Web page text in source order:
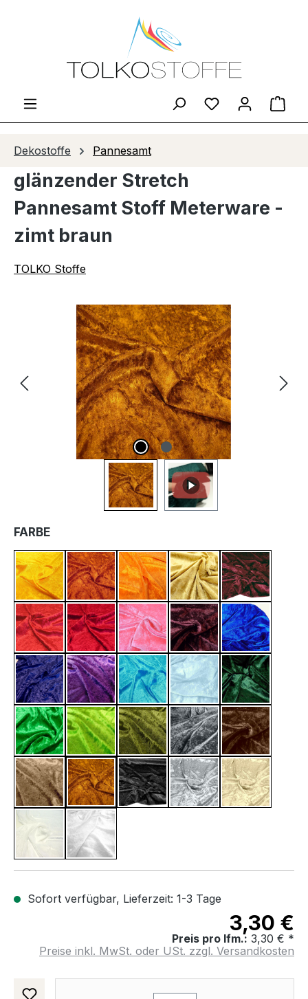
Zum Hauptinhalt springen
Du hast 0
Dekostoffe Pannesamt
glänzender Stretch
Pannesamt Stoff Meterware -
zimt braun
TOLKO Stoffe
Bildergalerie überspringen
FARBEAUSWÄHLEN
Sonnen GelbTerracottaOrange Gold OckerBordeaux
Rot Dunkel RotHell Pink BrombeereBlau
Nacht BlauAubergineTürkis Hell Blau Dunkel
Gras GrünNeon GrünAntik GrünAnthrazit Dunkel
Kupfer BraunZimt BraunSchwarz Silber
Creme Weiß
Sofort verfügbar, Lieferzeit: 1-3 Tage
3,30 €
Preis pro lfm.: 3,30 € *
Preise inkl. MwSt. oder USt. zzgl. Versandkosten